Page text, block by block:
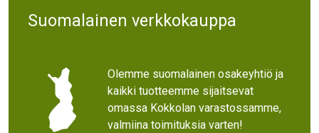
Suomalainen verkkokauppa
Olemme suomalainen osakeyhtiö ja
kaikki tuotteemme sijaitsevat
omassa Kokkolan varastossamme,
valmiina toimituksia varten!